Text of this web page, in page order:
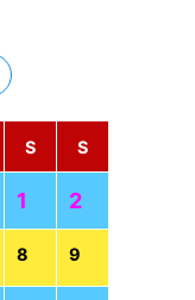
S S
1 2
8 9